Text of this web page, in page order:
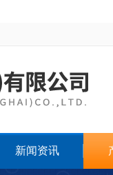
新闻资讯